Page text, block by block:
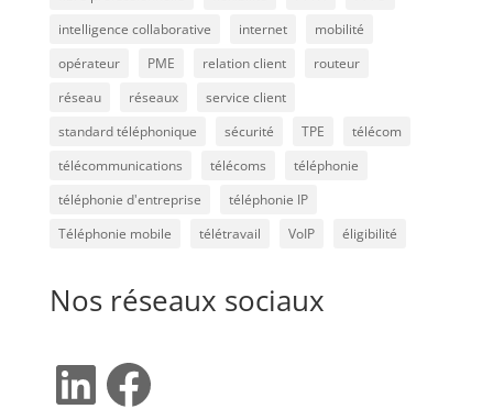
intelligence collaborative
internet
mobilité
opérateur
PME relation client
routeur
réseau
réseaux
service client
standard téléphonique
sécurité TPE
télécom
télécommunications
télécoms
téléphonie
téléphonie d'entreprise
téléphonie IP
Téléphonie mobile
télétravail VoIP éligibilité
Nos réseaux sociaux
LinkedIn
Facebook